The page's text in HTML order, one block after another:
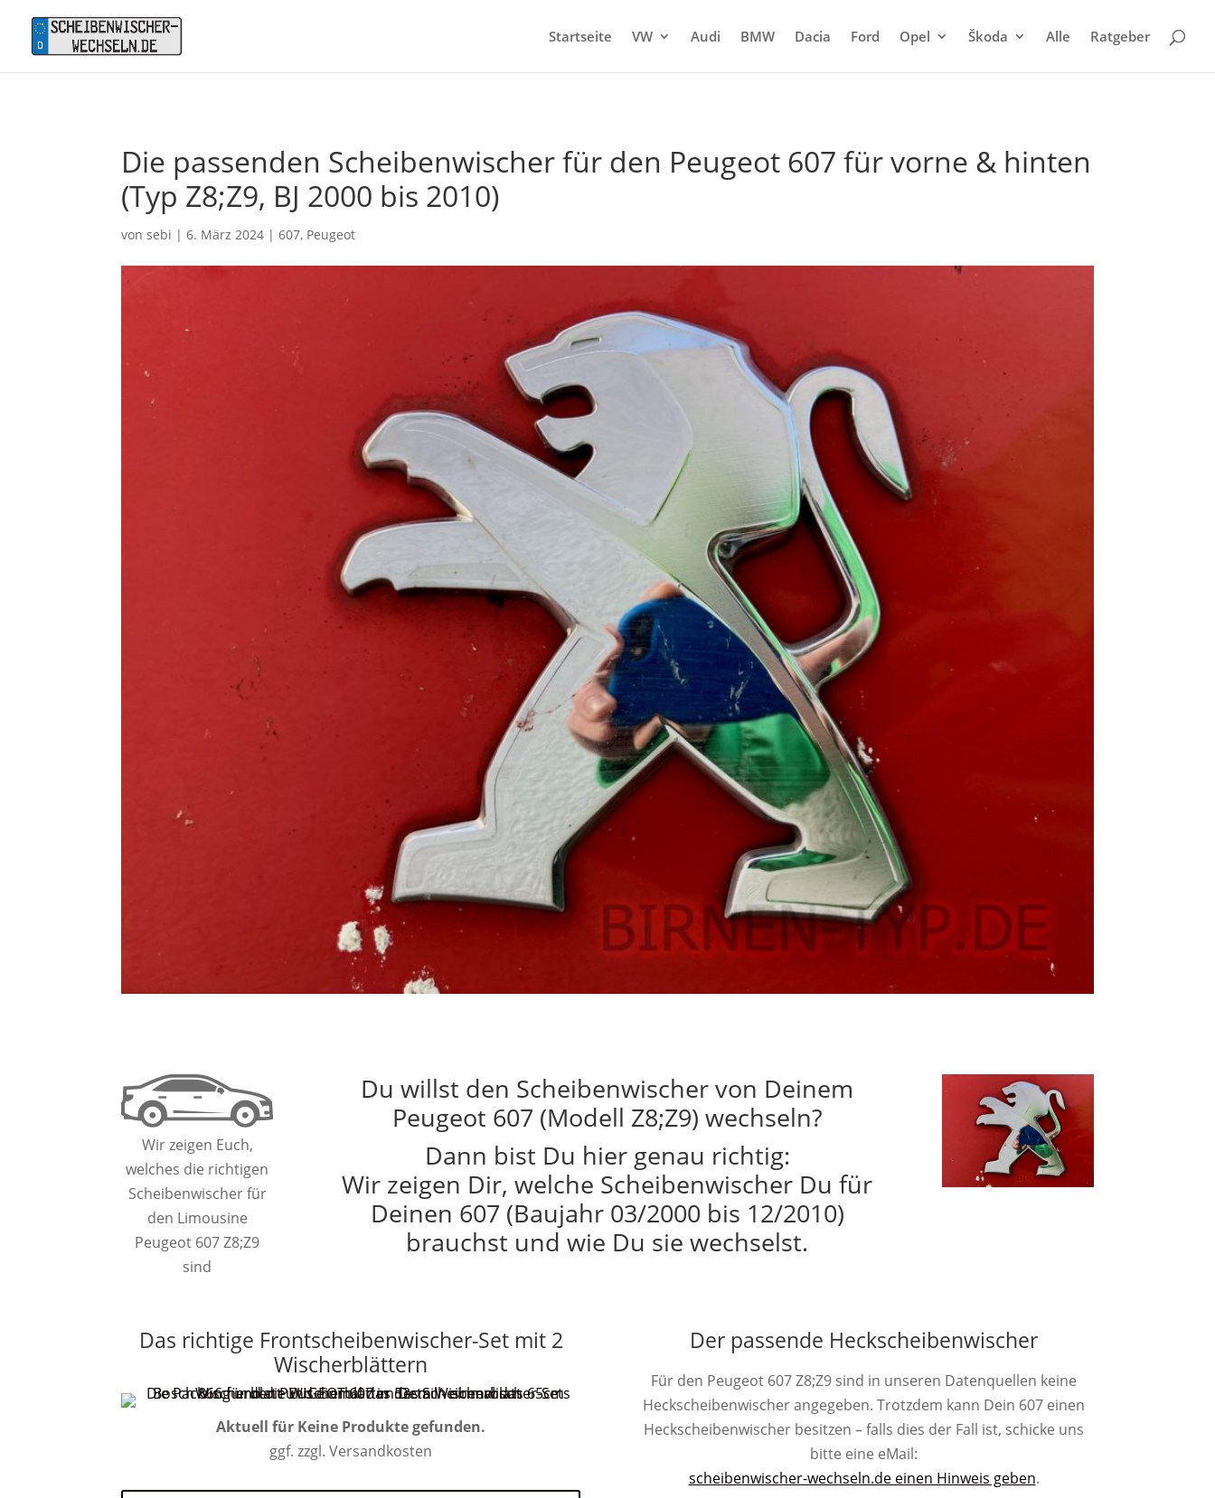
Startseite VW Audi BMW Dacia Ford Opel Škoda Alle Ratgeber
Die passenden Scheibenwischer für den Peugeot 607 für vorne & hinten
(Typ Z8;Z9, BJ 2000 bis 2010)
vonsebi |6. März 2024 |607, Peugeot
Wir zeigen Euch,
welches die richtigen
Scheibenwischer für
den Limousine
Peugeot 607 Z8;Z9
sind
Du willst den Scheibenwischer von Deinem
Peugeot 607 (Modell Z8;Z9) wechseln?
Dann bist Du hier genau richtig:
Wir zeigen Dir, welche Scheibenwischer Du für
Deinen 607 (Baujahr 03/2000 bis 12/2010)
brauchst und wie Du sie wechselst.
Das richtige Frontscheibenwischer-Set mit 2
Wischerblättern
Aktuell für Keine Produkte gefunden.
ggf. zzgl. Versandkosten
Der passende Heckscheibenwischer
Für den Peugeot 607 Z8;Z9 sind in unseren Datenquellen keine
Heckscheibenwischer angegeben. Trotzdem kann Dein 607 einen
Heckscheibenwischer besitzen – falls dies der Fall ist, schicke uns
bitte eine eMail:
scheibenwischer-wechseln.de einen Hinweis geben.